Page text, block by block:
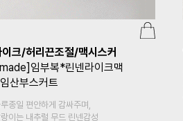
파✨/기획특가 1+1]임부복*
3부 임산부속바지
이너 속바지,
용도 높은 3부 속바지예요~